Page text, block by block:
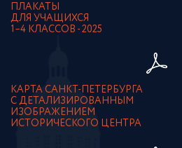
ПЛАКАТЫ
ДЛЯ УЧАЩИХСЯ
1–4 КЛАССОВ - 2025
КАРТА САНКТ-ПЕТЕРБУРГА
С ДЕТАЛИЗИРОВАННЫМ
ИЗОБРАЖЕНИЕМ
ИСТОРИЧЕСКОГО ЦЕНТРА